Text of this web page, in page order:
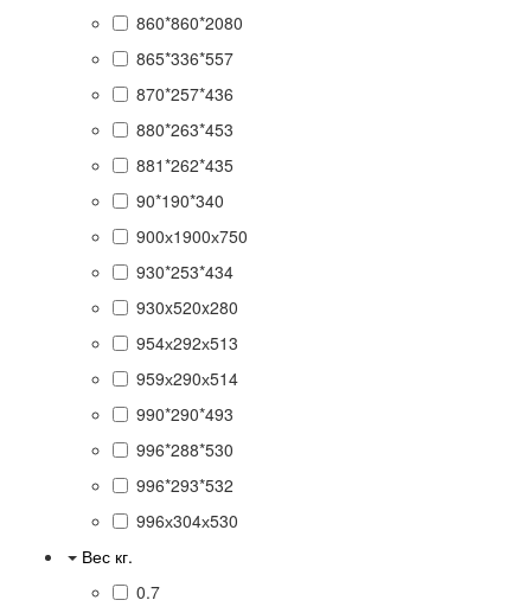
860*860*2080
865*336*557
870*257*436
880*263*453
881*262*435
90*190*340
900х1900х750
930*253*434
930x520x280
954х292х513
959х290х514
990*290*493
996*288*530
996*293*532
996х304х530
Вес кг.
0.7